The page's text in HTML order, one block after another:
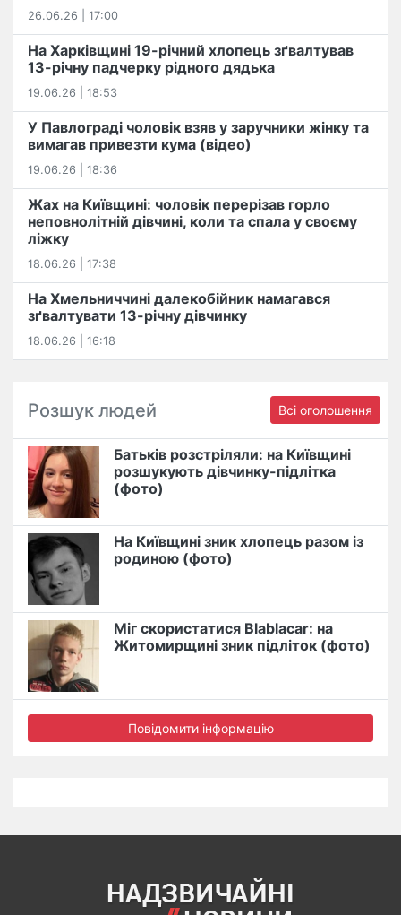
26.06.26 | 17:00
На Харківщині 19-річний хлопець​ ️зґвалтував
13-річну падчерку рідного дядька
19.06.26 | 18:53
У Павлограді чоловік взяв у заручники жінку та
вимагав привезти кума (відео)
19.06.26 | 18:36
Жах на Київщині: чоловік перерізав горло
неповнолітній дівчині, коли та спала у своєму
ліжку
18.06.26 | 17:38
На Хмельниччині далекобійник намагався
зґвалтувати 13-річну дівчинку
18.06.26 | 16:18
Розшук людей Всі оголошення
Батьків розстріляли: на Київщині
розшукують дівчинку-підлітка
(фото)
На Київщині зник хлопець разом із
родиною (фото)
Міг скористатися Blablacar: на
Житомирщині зник підліток (фото)
Повідомити інформацію